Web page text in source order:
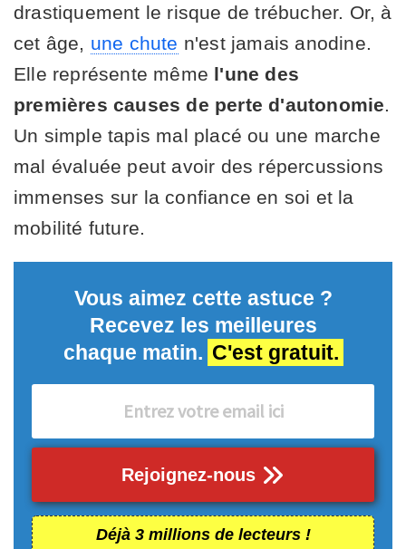
drastiquement le risque de trébucher. Or, à
cet âge, une chute n'est jamais anodine.
Elle représente même l'une des
premières causes de perte d'autonomie.
Un simple tapis mal placé ou une marche
mal évaluée peut avoir des répercussions
immenses sur la confiance en soi et la
mobilité future.
Vous aimez cette astuce ?
Recevez les meilleures
chaque matin. C'est gratuit.
Rejoignez-nous
Déjà 3 millions de lecteurs !